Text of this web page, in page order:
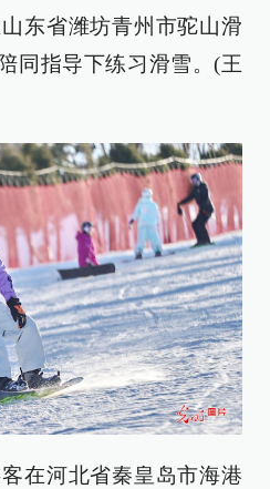
东省潍坊青州市驼山滑
同指导下练习滑雪。(王
在河北省秦皇岛市海港